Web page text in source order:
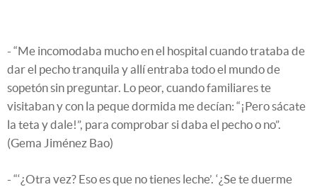
- “Me incomodaba mucho en el hospital cuando trataba de
dar el pecho tranquila y allí entraba todo el mundo de
sopetón sin preguntar. Lo peor, cuando familiares te
visitaban y con la peque dormida me decían: “¡Pero sácate
la teta y dale!”, para comprobar si daba el pecho o no”.
(Gema Jiménez Bao)
- “‘¿Otra vez? Eso es que no tienes leche’. ‘¿Se te duerme